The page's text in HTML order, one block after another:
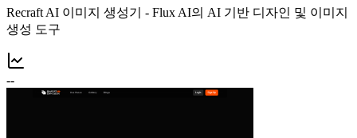
Recraft AI 이미지 생성기 - Flux AI의 AI 기반 디자인 및 이미지
생성 도구
--